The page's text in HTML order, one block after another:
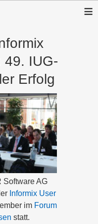
≡
49. IUG-
Erfolg
Software AG
Informix User
im Forum
statt.